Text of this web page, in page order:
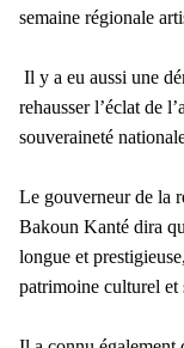
semaine régionale
Il y a eu aussi une
rehausser l’éclat de
souveraineté
Le gouverneur de la
Bakoun Kanté dira
longue et
patrimoine culturel et